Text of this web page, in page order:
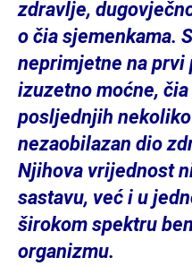
zdravlje,
o čia sjemenkama.
neprimjetne na
izuzetno moćne,
posljednjih
nezaobilazan dio
Njihova vrijednost
sastavu, već i u
širokom spektru
organizmu.